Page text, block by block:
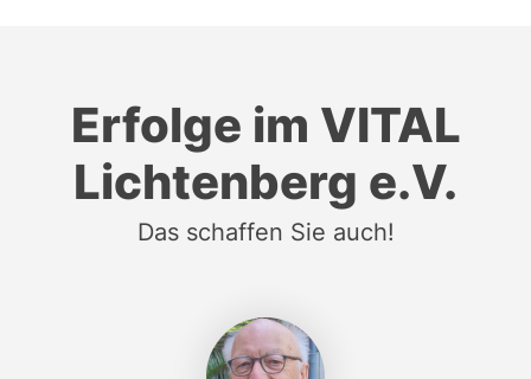
Erfolge im VITAL
Lichtenberg e.V.
Das schaffen Sie auch!